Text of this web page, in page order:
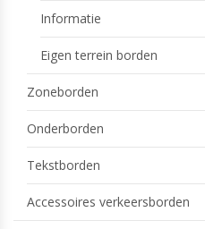
Informatie
Eigen terrein borden
Zoneborden
Onderborden
Tekstborden
Accessoires verkeersborden